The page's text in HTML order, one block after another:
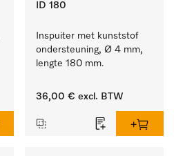
ID 180
Inspuiter met kunststof
ondersteuning, Ø 4 mm,
lengte 180 mm.
36,00 € excl. BTW